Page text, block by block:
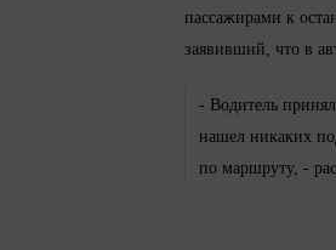
пассажирами к
заявивший, что в
- Водитель
нашел никаких
по маршруту, -